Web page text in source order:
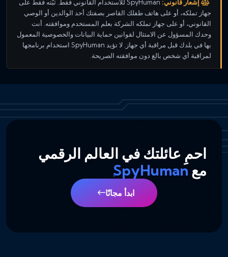
إشعار قانوني:
SpyHuman للاستخدام القانوني فقط. ثبّته فقط على
جهاز تملكه، أو على هاتف طفلك القاصر بصفتك أحد الوالدين أو الوصي
القانوني، أو على جهاز تملكه الشركة بعلم المستخدم وموافقته. أنت
وحدك المسؤول عن الامتثال لقوانين حماية البيانات والخصوصية المعمول
بها في بلدك قبل مراقبة أي جهاز. لا تؤيد SpyHuman استخدام برنامجها
لمراقبة أي شخص بالغ دون موافقته الصريحة.
احمِ عائلتك في العالم الرقمي
معSpyHuman
ابدأ مجانًا